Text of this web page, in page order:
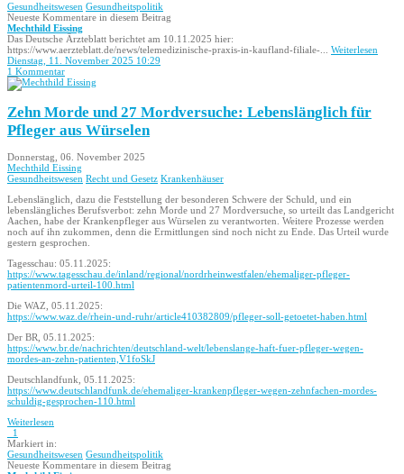
Gesundheitswesen Gesundheitspolitik
Neueste Kommentare in diesem Beitrag
Mechthild Eissing
Das Deutsche Ärzteblatt berichtet am 10.11.2025 hier:
https://www.aerzteblatt.de/news/telemedizinische-praxis-in-kaufland-filiale-... Weiterlesen
Dienstag, 11. November 2025 10:29
1 Kommentar
Zehn Morde und 27 Mordversuche: Lebenslänglich für
Pfleger aus Würselen
Donnerstag, 06. November 2025
Mechthild Eissing
Gesundheitswesen Recht und Gesetz Krankenhäuser
Lebenslänglich, dazu die Feststellung der besonderen Schwere der Schuld, und ein
lebenslängliches Berufsverbot: zehn Morde und 27 Mordversuche, so urteilt das Landgericht
Aachen, habe der Krankenpfleger aus Würselen zu verantworten. Weitere Prozesse werden
noch auf ihn zukommen, denn die Ermittlungen sind noch nicht zu Ende. Das Urteil wurde
gestern gesprochen.
Tagesschau: 05.11.2025:
https://www.tagesschau.de/inland/regional/nordrheinwestfalen/ehemaliger-pfleger-
patientenmord-urteil-100.html
Die WAZ, 05.11.2025:
https://www.waz.de/rhein-und-ruhr/article410382809/pfleger-soll-getoetet-haben.html
Der BR, 05.11.2025:
https://www.br.de/nachrichten/deutschland-welt/lebenslange-haft-fuer-pfleger-wegen-
mordes-an-zehn-patienten,V1foSkJ
Deutschlandfunk, 05.11.2025:
https://www.deutschlandfunk.de/ehemaliger-krankenpfleger-wegen-zehnfachen-mordes-
schuldig-gesprochen-110.html
Weiterlesen
1
Markiert in:
Gesundheitswesen Gesundheitspolitik
Neueste Kommentare in diesem Beitrag